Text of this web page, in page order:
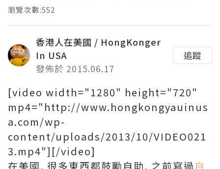
瀏覽次數:552
香港人在美國 / HongKonger
In USA
發佈於 2015.06.17
追蹤
[video width="1280" height="720"
mp4="http://www.hongkongyauinus
a.com/wp-
content/uploads/2013/10/VIDEO021
3.mp4"][/video]
在美國, 很多東西都鼓勵自助, 之前寫過 自